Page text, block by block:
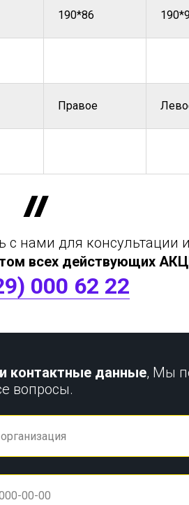
190*86
Правое
нами для консультации
всех действующих
000 62 22
контактные данные, Мы
вопросы.